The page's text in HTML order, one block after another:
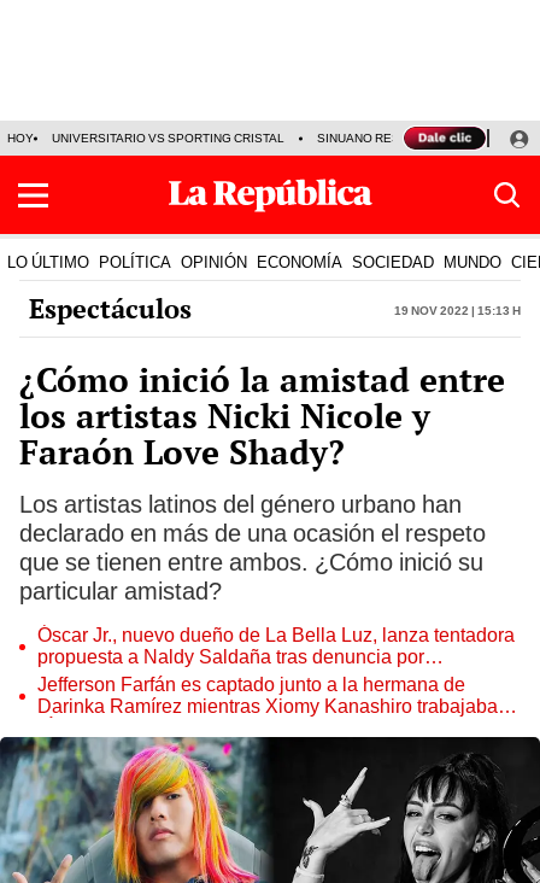
HOY UNIVERSITARIO VS SPORTING CRISTAL SINUANO RESULTADOS HOY
LO ÚLTIMO POLÍTICA OPINIÓN ECONOMÍA SOCIEDAD MUNDO
Espectáculos 19 Nov 2022 | 15:13 h
¿Cómo inició la amistad entre
los artistas Nicki Nicole y
Faraón Love Shady?
Los artistas latinos del género urbano han
declarado en más de una ocasión el respeto
que se tienen entre ambos. ¿Cómo inició su
particular amistad?
Óscar Jr., nuevo dueño de La Bella Luz, lanza tentadora
propuesta a Naldy Saldaña tras denuncia por
tocamientos
Jefferson Farfán es captado junto a la hermana de
Darinka Ramírez mientras Xiomy Kanashiro trabajaba: